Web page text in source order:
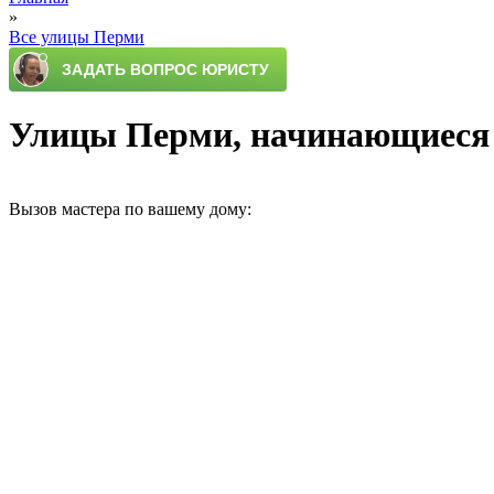
»
Все улицы Перми
Улицы Перми,
Вызов мастера по вашему дому: